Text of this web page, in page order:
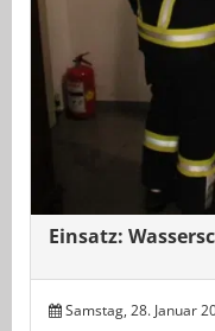
Einsatz:
Samstag, 28. Januar